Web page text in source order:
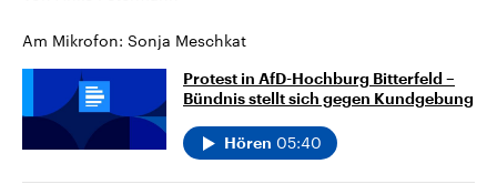
Am Mikrofon: Sonja Meschkat
Protest in AfD-Hochburg Bitterfeld –
Bündnis stellt sich gegen Kundgebung
Hören 05:40